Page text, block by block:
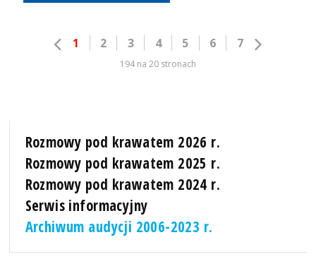
1 2 3 4 5 6 7
194 na 20 stronach
Rozmowy pod krawatem 2026 r.
Rozmowy pod krawatem 2025 r.
Rozmowy pod krawatem 2024 r.
Serwis informacyjny
Archiwum audycji 2006-2023 r.